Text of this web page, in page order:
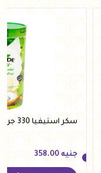
سكر استيفيا 330 جرام من فيردي
جنيه 358.00